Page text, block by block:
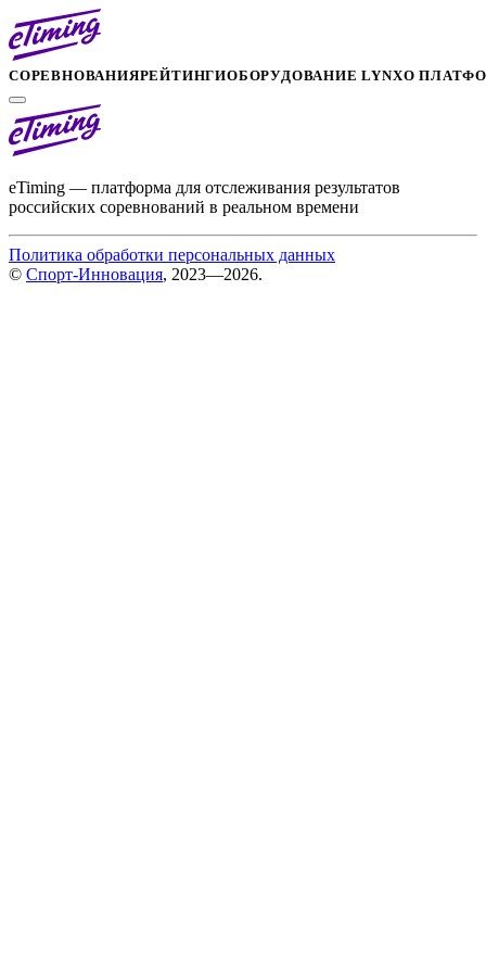
СОРЕВНОВАНИЯРЕЙТИНГИОБОРУДОВАНИЕ LYNXО
eTiming — платформа для отслеживания результатов
российских соревнований в реальном времени
Политика обработки персональных данных
© Спорт-Инновация, 2023—2026.